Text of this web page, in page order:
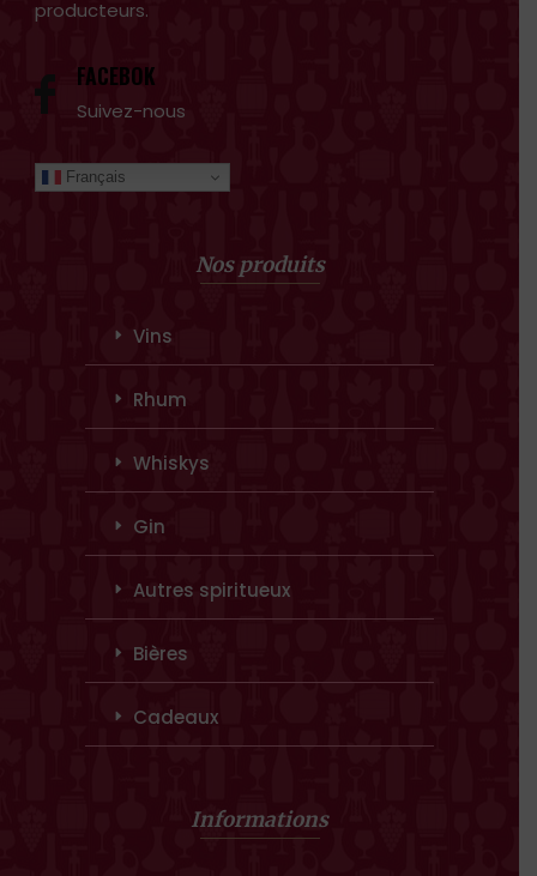
producteurs.
FACEBOK
Suivez-nous
Français
Nos produits
Vins
Rhum
Whiskys
Gin
Autres spiritueux
Bières
Cadeaux
Informations